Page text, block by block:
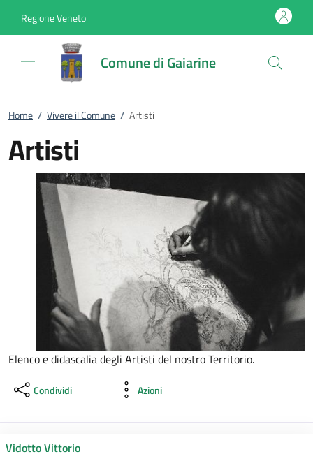
Regione Veneto
Comune di Gaiarine
Home / Vivere il Comune / Artisti
Artisti
Elenco e didascalia degli Artisti del nostro Territorio.
Condividi Azioni
Vidotto Vittorio